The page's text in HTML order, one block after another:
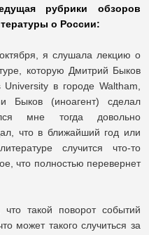
рубрики обзоров
о России:
я слушала лекцию о
которую Дмитрий Быков
в городе Waltham,
(иноагент) сделал
мне тогда довольно
что в ближайший год или
случится что-то
что полностью перевернет
такой поворот событий
может такого случиться за